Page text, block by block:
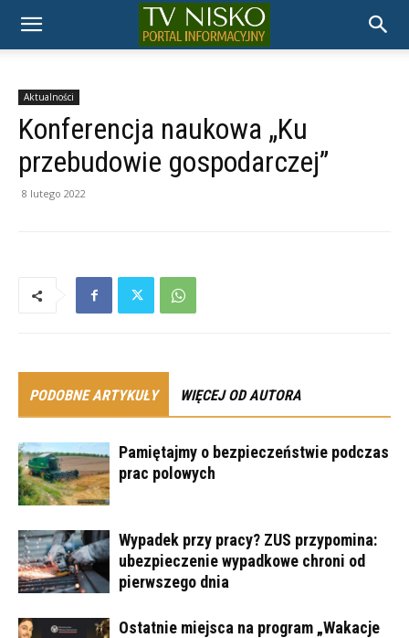
TELEWIZJA
NISKO
Aktualności
Konferencja naukowa „Ku
przebudowie gospodarczej”
8 lutego 2022
PODOBNE ARTYKUŁY WIĘCEJ OD AUTORA
Pamiętajmy o bezpieczeństwie podczas
prac polowych
Wypadek przy pracy? ZUS przypomina:
ubezpieczenie wypadkowe chroni od
pierwszego dnia
Ostatnie miejsca na program „Wakacje